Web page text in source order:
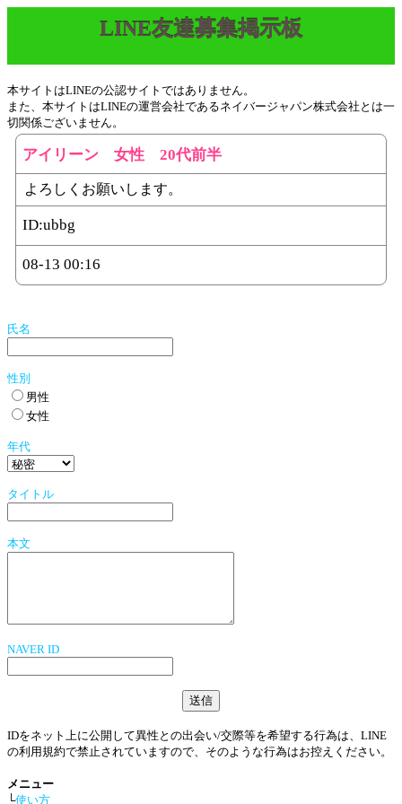
LINE友達募集掲示板
本サイトはLINEの公認サイトではありません。
また、本サイトはLINEの運営会社であるネイバージャパン株式会社とは一
切関係ございません。
アイリーン 女性 20代前半
よろしくお願いします。
ID:ubbg
08-13 00:16
氏名
性別
男性
女性
年代
タイトル
本文
NAVER ID
IDをネット上に公開して異性との出会い/交際等を希望する行為は、LINE
の利用規約で禁止されていますので、そのような行為はお控えください。
メニュー
└使い方